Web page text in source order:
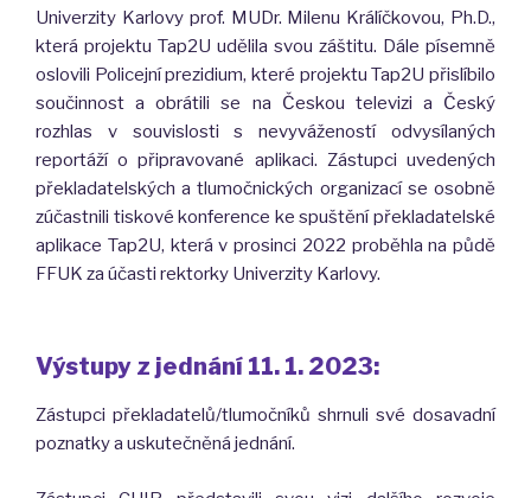
Univerzity Karlovy prof. MUDr. Milenu Králíčkovou, Ph.D.,
která projektu Tap2U udělila svou záštitu. Dále písemně
oslovili Policejní prezidium, které projektu Tap2U přislíbilo
součinnost a obrátili se na Českou televizi a Český
rozhlas v souvislosti s nevyvážeností odvysílaných
reportáží o připravované aplikaci. Zástupci uvedených
překladatelských a tlumočnických organizací se osobně
zúčastnili tiskové konference ke spuštění překladatelské
aplikace Tap2U, která v prosinci 2022 proběhla na půdě
FFUK za účasti rektorky Univerzity Karlovy.
Výstupy z jednání 11. 1. 2023:
Zástupci překladatelů/tlumočníků shrnuli své dosavadní
poznatky a uskutečněná jednání.